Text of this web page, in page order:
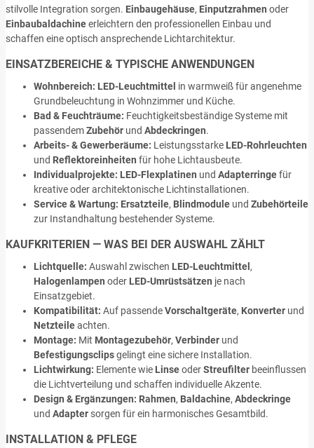
stilvolle Integration sorgen. Einbaugehäuse, Einputzrahmen oder
Einbaubaldachineerleichtern den professionellen Einbau und
schaffen eine optisch ansprechende Lichtarchitektur.
EINSATZBEREICHE & TYPISCHE ANWENDUNGEN
Wohnbereich: LED-Leuchtmittel in warmweiß für angenehme
Grundbeleuchtung in Wohnzimmer und Küche.
Bad & Feuchträume: Feuchtigkeitsbeständige Systeme mit
passendemZubehör und Abdeckringen.
Arbeits- & Gewerberäume: Leistungsstarke LED-Rohrleuchten
und Reflektoreinheiten für hohe Lichtausbeute.
Individualprojekte: LED-Flexplatinen und Adapterringefür
kreative oder architektonische Lichtinstallationen.
Service & Wartung: Ersatzteile, Blindmodule und Zubehörteile
zur Instandhaltung bestehender Systeme.
KAUFKRITERIEN — WAS BEI DER AUSWAHL ZÄHLT
Lichtquelle: Auswahl zwischen LED-Leuchtmittel ,
Halogenlampen oder LED-Umrüstsätzen je nach
Einsatzgebiet.
Kompatibilität: Auf passendeVorschaltgeräte, Konverter und
Netzteileachten.
Montage: Mit Montagezubehör, Verbinder und
Befestigungsclipsgelingt eine sichere Installation.
Lichtwirkung: Elemente wie LinseoderStreufilter beeinflussen
die Lichtverteilung und schaffen individuelle Akzente.
Design & Ergänzungen: Rahmen, Baldachine, Abdeckringe
und Adapter sorgen für ein harmonisches Gesamtbild.
INSTALLATION & PFLEGE